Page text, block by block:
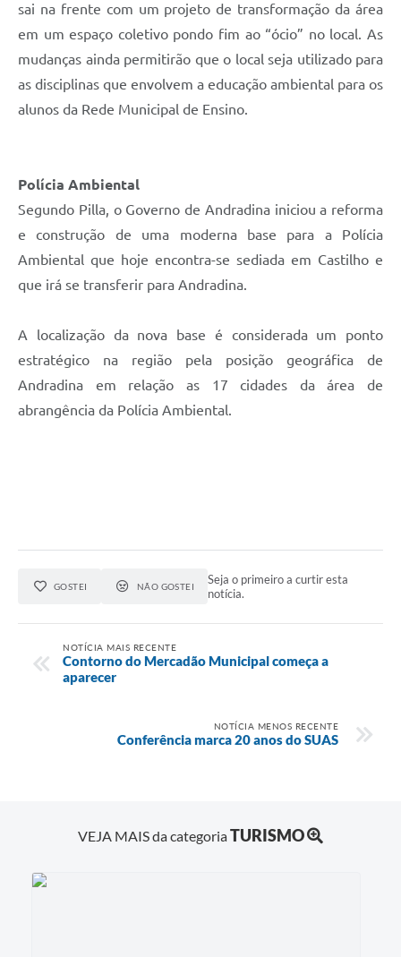
sai na frente com um projeto de transformação da área
em um espaço coletivo pondo fim ao “ócio” no local. As
mudanças ainda permitirão que o local seja utilizado para
as disciplinas que envolvem a educação ambiental para os
alunos da Rede Municipal de Ensino.
Polícia Ambiental
Segundo Pilla, o Governo de Andradina iniciou a reforma
e construção de uma moderna base para a Polícia
Ambiental que hoje encontra-se sediada em Castilho e
que irá se transferir para Andradina.
A localização da nova base é considerada um ponto
estratégico na região pela posição geográfica de
Andradina em relação as 17 cidades da área de
abrangência da Polícia Ambiental.
GOSTEI NÃO GOSTEI
Seja o primeiro a curtir esta
notícia.
NOTÍCIA MAIS RECENTE
Contorno do Mercadão Municipal começa a
aparecer
NOTÍCIA MENOS RECENTE
Conferência marca 20 anos do SUAS
VEJA MAIS da categoriaTURISMO